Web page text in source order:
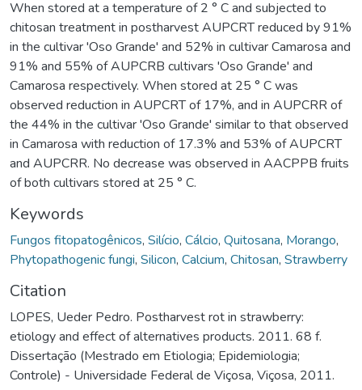
When stored at a temperature of 2 ° C and subjected to
chitosan treatment in postharvest AUPCRT reduced by 91%
in the cultivar 'Oso Grande' and 52% in cultivar Camarosa and
91% and 55% of AUPCRB cultivars 'Oso Grande' and
Camarosa respectively. When stored at 25 ° C was
observed reduction in AUPCRT of 17%, and in AUPCRR of
the 44% in the cultivar 'Oso Grande' similar to that observed
in Camarosa with reduction of 17.3% and 53% of AUPCRT
and AUPCRR. No decrease was observed in AACPPB fruits
of both cultivars stored at 25 ° C.
Keywords
Fungos fitopatogênicos, Silício, Cálcio, Quitosana, Morango,
Phytopathogenic fungi, Silicon, Calcium, Chitosan, Strawberry
Citation
LOPES, Ueder Pedro. Postharvest rot in strawberry:
etiology and effect of alternatives products. 2011. 68 f.
Dissertação (Mestrado em Etiologia; Epidemiologia;
Controle) - Universidade Federal de Viçosa, Viçosa, 2011.